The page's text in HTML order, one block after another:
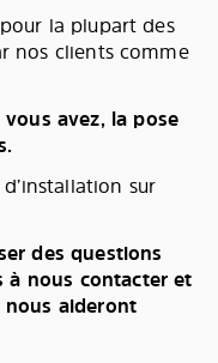
la plupart des
nos clients comme
avez, la pose
sur
des questions
à nous contacter et
aideront